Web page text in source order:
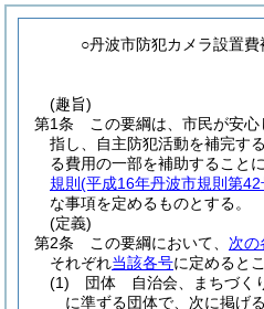
○丹波市防犯カメラ設置費
(趣旨)
第1条
この要綱は、市民が安
指し、自主防犯活動を補完す
る費用の一部を補助することに
規則 (平成16年丹波市規則第42
な事項を定めるものとする。
(定義)
第2条
この要綱において、 次の
それぞれ当該各号に定めると
(1)
団体 自治会、まちづく
に準ずる団体で、次に掲げ